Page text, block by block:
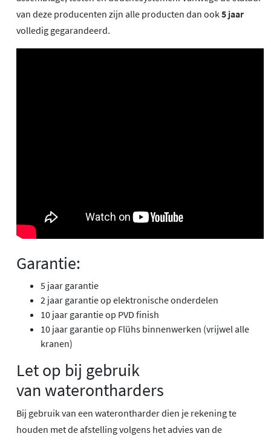
van deze producenten zijn alle producten dan ook5 jaar
volledig gegarandeerd.
Garantie:
5 jaar garantie
2 jaar garantie op elektronische onderdelen
10 jaar garantie op PVD finish
10 jaar garantie op Flühs binnenwerken (vrijwel alle
kranen)
Let op bij gebruik
van waterontharders
Bij gebruik van een waterontharder dien je rekening te
houden met de afstelling volgens het advies van de